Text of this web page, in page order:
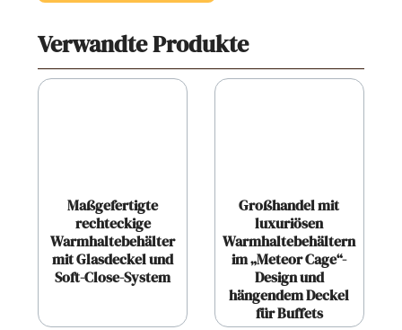
Verwandte Produkte
Maßgefertigte
rechteckige
Warmhaltebehälter
mit Glasdeckel und
Soft-Close-System
Großhandel mit
luxuriösen
Warmhaltebehältern
im „Meteor Cage“-
Design und
hängendem Deckel
für Buffets